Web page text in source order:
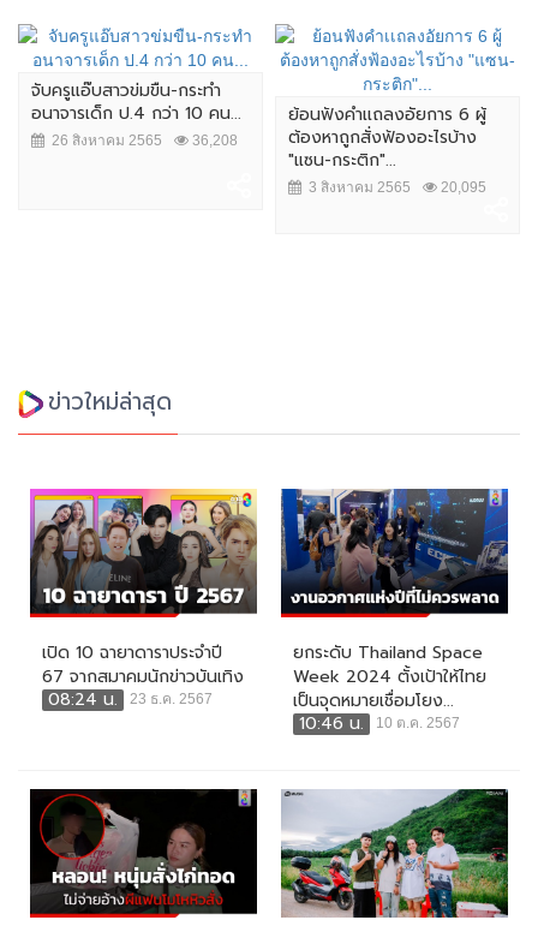
จับครูแอ๊บสาวข่มขืน-กระทำ
อนาจารเด็ก ป.4 กว่า 10 คน...
26 สิงหาคม 2565 36,208
ย้อนฟังคำเเถลงอัยการ 6 ผู้
ต้องหาถูกสั่งฟ้องอะไรบ้าง
"แซน-กระติก"...
3 สิงหาคม 2565 20,095
ข่าวใหม่ล่าสุด
เปิด 10 ฉายาดาราประจำปี
67 จากสมาคมนักข่าวบันเทิง
08:24 น.
23 ธ.ค. 2567
ยกระดับ Thailand Space
Week 2024 ตั้งเป้าให้ไทย
เป็นจุดหมายเชื่อมโยง...
10:46 น.
10 ต.ค. 2567